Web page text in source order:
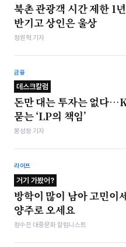
북촌 관광객 시간 제한 1
반기고 상인은 울상
정원혁 기자
금융
데스크칼럼
돈만 대는 투자는 없다
묻는 ‘LP의 책임’
봉성창 기자
라이프
거기 가봤어?
방학이 많이 남아 고민이
양주로 오세요
정수진 대중문화 칼럼니스트